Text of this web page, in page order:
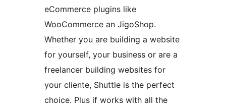
eCommerce plugins like
WooCommerce an JigoShop.
Whether you are building a website
for yourself, your business or are a
freelancer building websites for
your cliente, Shuttle is the perfect
choice. Plus if works with all the